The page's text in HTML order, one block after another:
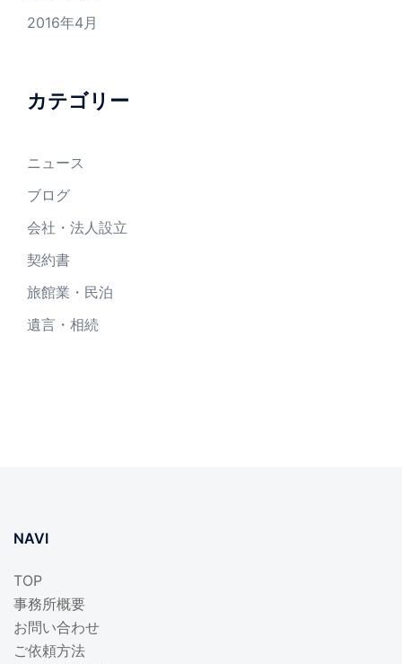
2016年4月
カテゴリー
ニュース
ブログ
会社・法人設立
契約書
旅館業・民泊
遺言・相続
NAVI
TOP
事務所概要
お問い合わせ
ご依頼方法